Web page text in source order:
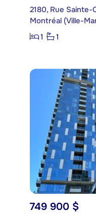
2180, Rue Sainte-
Montréal (Ville-
1
1
749 900 $